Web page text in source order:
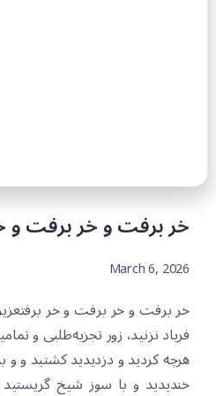
خر برفت و خر برفت و
March 6, 2026
خر برفت و خر برفت و خر
فریاد نزنید، زور تجزیەطلبی و
هرچە کردید و دزدیدید کشتید و و
خندیدید و با سوز شیخ